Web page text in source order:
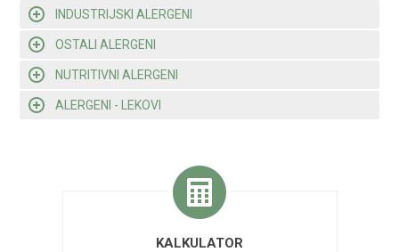
INDUSTRIJSKI ALERGENI
OSTALI ALERGENI
NUTRITIVNI ALERGENI
ALERGENI - LEKOVI
KALKULATOR